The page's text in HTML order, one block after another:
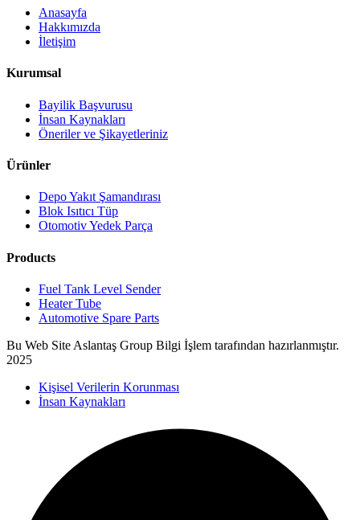
Anasayfa
Hakkımızda
İletişim
Kurumsal
Bayilik Başvurusu
İnsan Kaynakları
Öneriler ve Şikayetleriniz
Ürünler
Depo Yakıt Şamandırası
Blok Isıtıcı Tüp
Otomotiv Yedek Parça
Products
Fuel Tank Level Sender
Heater Tube
Automotive Spare Parts
Bu Web Site Aslantaş Group Bilgi İşlem tarafından hazırlanmıştır.
2025
Kişisel Verilerin Korunması
İnsan Kaynakları